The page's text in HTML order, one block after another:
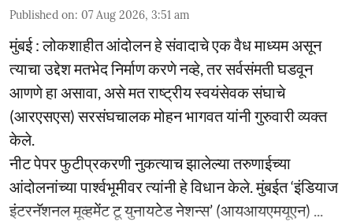
Published on: 07 Aug 2026, 3:51 am
मुंबई : लोकशाहीत आंदोलन हे संवादाचे एक वैध माध्यम असून
त्याचा उद्देश मतभेद निर्माण करणे नव्हे, तर सर्वसंमती घडवून
आणणे हा असावा, असे मत राष्ट्रीय स्वयंसेवक संघाचे
(आरएसएस) सरसंघचालक मोहन भागवत यांनी गुरुवारी व्यक्त
केले.
नीट पेपर फुटीप्रकरणी नुकत्याच झालेल्या तरुणाईच्या
आंदोलनांच्या पार्श्वभूमीवर त्यांनी हे विधान केले. मुंबईत ‘इंडियाज
इंटरनॅशनल मूव्हमेंट टू युनायटेड नेशन्स’ (आयआयएमयूएन) ...